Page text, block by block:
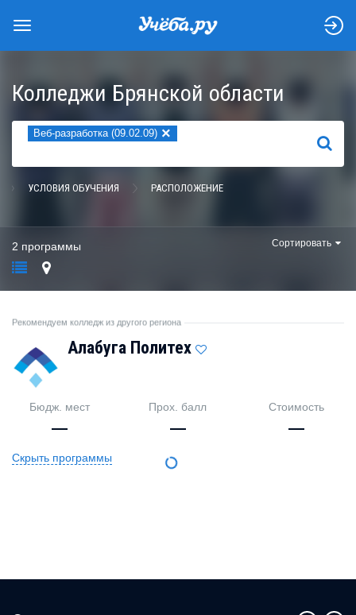
Колледжи Брянской области
Веб-разработка (09.02.09) ×
НАЙТИ
УСЛОВИЯ ОБУЧЕНИЯ РАСПОЛОЖЕНИЕ
2 программы Сортировать
Рекомендуем колледж из другого региона
Алабуга Политех
Бюдж. мест
—
Прох. балл
—
Стоимость
—
Скрыть программы